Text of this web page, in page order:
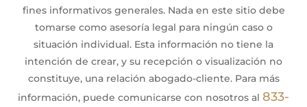
fines informativos generales. Nada en este sitio debe
tomarse como asesoría legal para ningún caso o
situación individual. Esta información no tiene la
intención de crear, y su recepción o visualización no
constituye, una relación abogado-cliente. Para más
información, puede comunicarse con nosotros al 833-